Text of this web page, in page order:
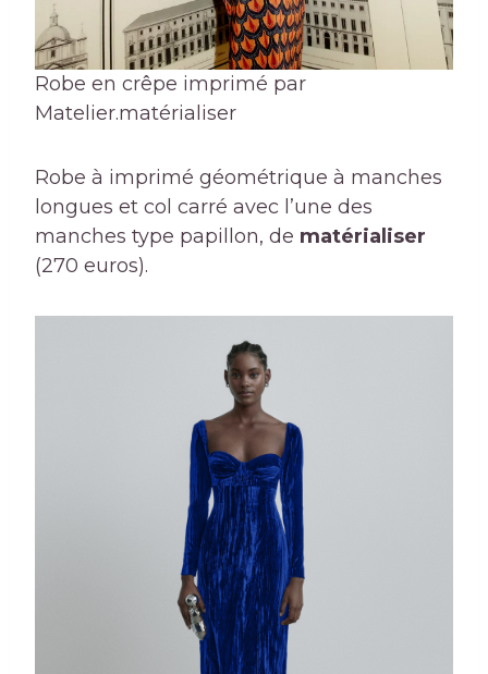
Robe en crêpe imprimé par
Matelier.matérialiser
Robe à imprimé géométrique à manches
longues et col carré avec l’une des
manches type papillon, de matérialiser
(270 euros).